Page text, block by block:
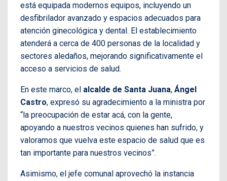
está equipada modernos equipos, incluyendo un
desfibrilador avanzado y espacios adecuados para
atención ginecológica y dental. El establecimiento
atenderá a cerca de 400 personas de la localidad y
sectores aledaños, mejorando significativamente el
acceso a servicios de salud.
En este marco, el alcalde de Santa Juana, Ángel
Castro, expresó su agradecimiento a la ministra por
“la preocupación de estar acá, con la gente,
apoyando a nuestros vecinos quienes han sufrido, y
valoramos que vuelva este espacio de salud que es
tan importante para nuestros vecinos”.
Asimismo, el jefe comunal aprovechó la instancia